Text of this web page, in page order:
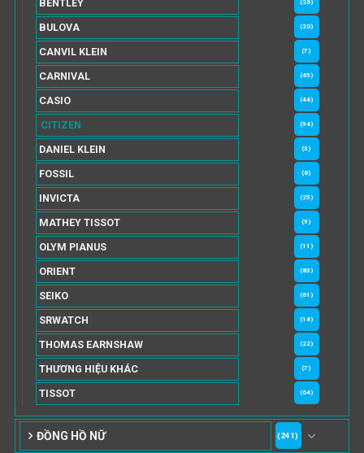
BENTLEY (26)
BULOVA (20)
CANVIL KLEIN (7)
CARNIVAL (45)
CASIO (44)
CITIZEN (94)
DANIEL KLEIN (3)
FOSSIL (8)
INVICTA (25)
MATHEY TISSOT (9)
OLYM PIANUS (11)
ORIENT (83)
SEIKO (61)
SRWATCH (14)
THOMAS EARNSHAW (22)
THƯƠNG HIỆU KHÁC (7)
TISSOT (64)
ĐỒNG HỒ NỮ (241)